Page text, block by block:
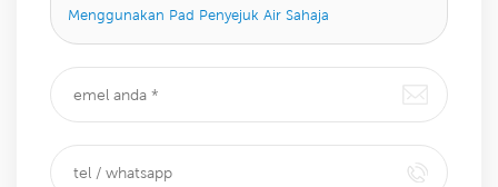
Menggunakan Pad Penyejuk Air Sahaja